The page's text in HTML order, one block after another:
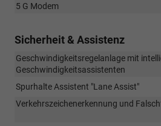
5 G Modem
Sicherheit & Assistenz
Geschwindigkeitsregelanlage mit
Geschwindigkeitsassistenten
Spurhalte Assistent "Lane Assist"
Verkehrszeichenerkennung und